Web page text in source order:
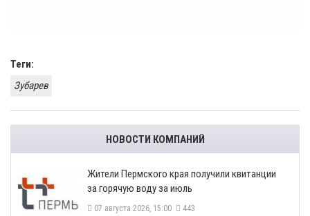
Теги:
Зубарев
НОВОСТИ КОМПАНИЙ
​Жители Пермского края получили квитанции
за горячую воду за июль
07 августа 2026, 15:00 443